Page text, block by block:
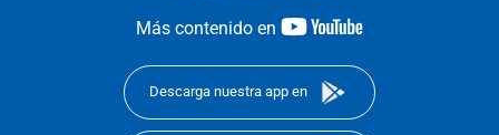
Más contenido en
youtube-
Descarga nuestra app en